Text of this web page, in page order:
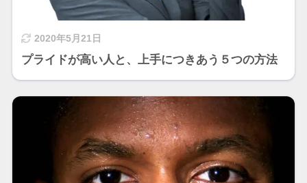
2020年5月21日
プライドが高い人と、上手につきあう５つの方法